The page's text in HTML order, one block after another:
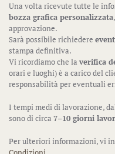
Una volta ricevute tutte le
bozza grafica personalizzata
approvazione.
Sarà possibile richiedere
stampa definitiva.
Vi ricordiamo che la verifica
orari e luoghi) è a carico del
responsabilità per eventuali
I tempi medi di lavorazione,
sono di circa 7–10 giorni
Per ulteriori informazioni, vi